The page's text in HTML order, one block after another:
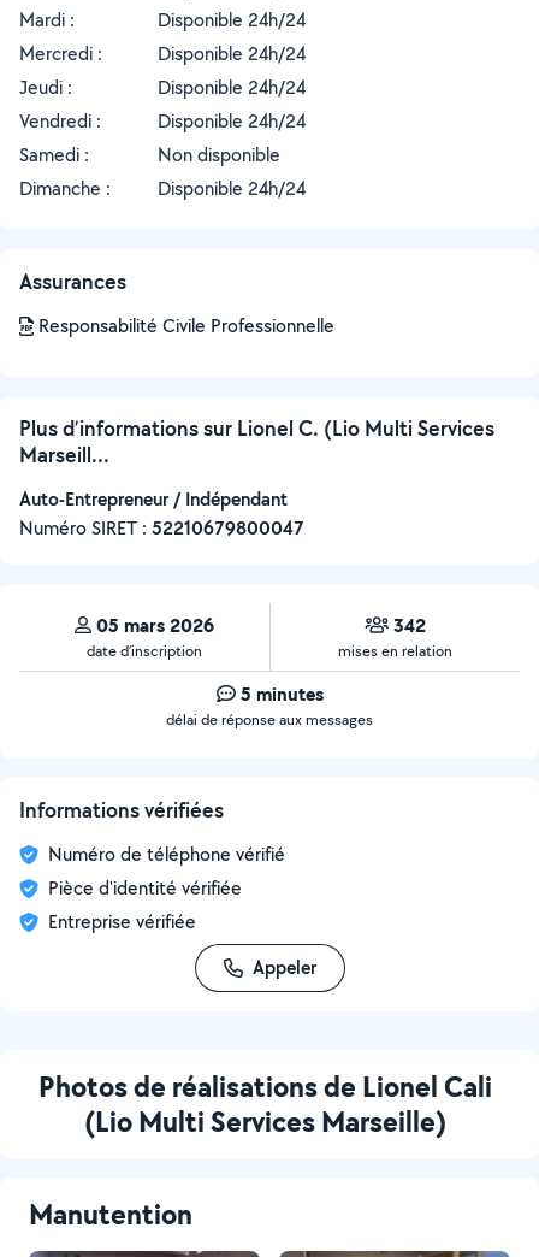
Mardi :
Disponible 24h/24
Mercredi :
Disponible 24h/24
Jeudi :
Disponible 24h/24
Vendredi :
Disponible 24h/24
Samedi :
Non disponible
Dimanche :
Disponible 24h/24
Assurances
Responsabilité Civile Professionnelle
Plus d’informations sur Lionel C. (Lio Multi Services
Marseill...
Auto-Entrepreneur / Indépendant
Numéro SIRET : ‍52210679800047
05 mars 2026
date d’inscription
342
mises en relation
5 minutes
délai de réponse aux messages
Informations vérifiées
Numéro de téléphone vérifié
Pièce d'identité vérifiée
Entreprise vérifiée
Appeler
Photos de réalisations de Lionel Cali
(Lio Multi Services Marseille)
Manutention